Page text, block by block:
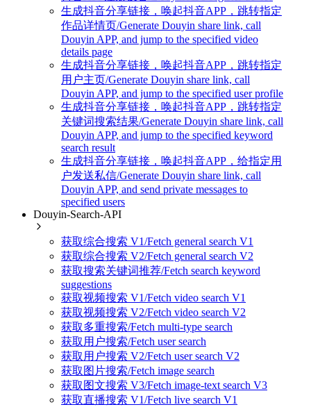
生成抖音分享链接，唤起抖音APP，跳转指定
作品详情页/Generate Douyin share link, call
Douyin APP, and jump to the specified video
details page
生成抖音分享链接，唤起抖音APP，跳转指定
用户主页/Generate Douyin share link, call
Douyin APP, and jump to the specified user profile
生成抖音分享链接，唤起抖音APP，跳转指定
关键词搜索结果/Generate Douyin share link, call
Douyin APP, and jump to the specified keyword
search result
生成抖音分享链接，唤起抖音APP，给指定用
户发送私信/Generate Douyin share link, call
Douyin APP, and send private messages to
specified users
Douyin-Search-API
获取综合搜索 V1/Fetch general search V1
获取综合搜索 V2/Fetch general search V2
获取搜索关键词推荐/Fetch search keyword
suggestions
获取视频搜索 V1/Fetch video search V1
获取视频搜索 V2/Fetch video search V2
获取多重搜索/Fetch multi-type search
获取用户搜索/Fetch user search
获取用户搜索 V2/Fetch user search V2
获取图片搜索/Fetch image search
获取图文搜索 V3/Fetch image-text search V3
获取直播搜索 V1/Fetch live search V1